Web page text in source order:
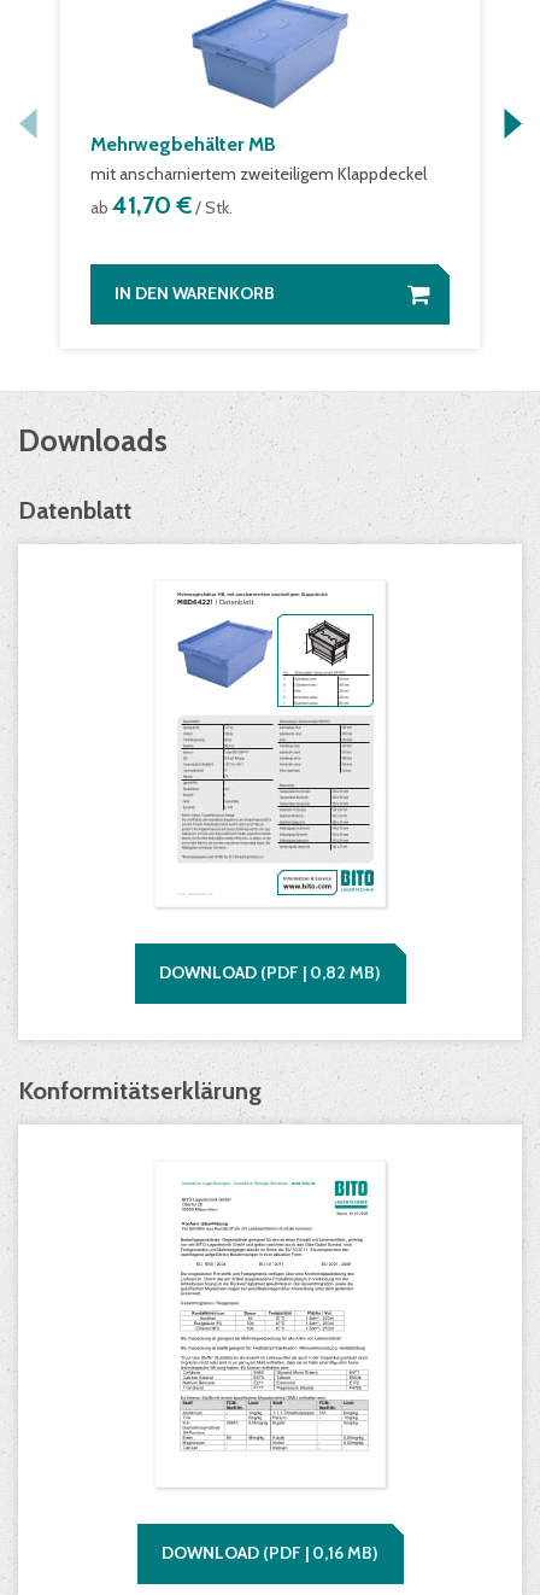
Mehrwegbehälter MB
mit anscharniertem zweiteiligem Klappdeckel
ab 41,70 €/ Stk.
IN DEN WARENKORB
Downloads
Datenblatt
DOWNLOAD (PDF | 0,82 MB)
Konformitätserklärung
DOWNLOAD (PDF | 0,16MB)